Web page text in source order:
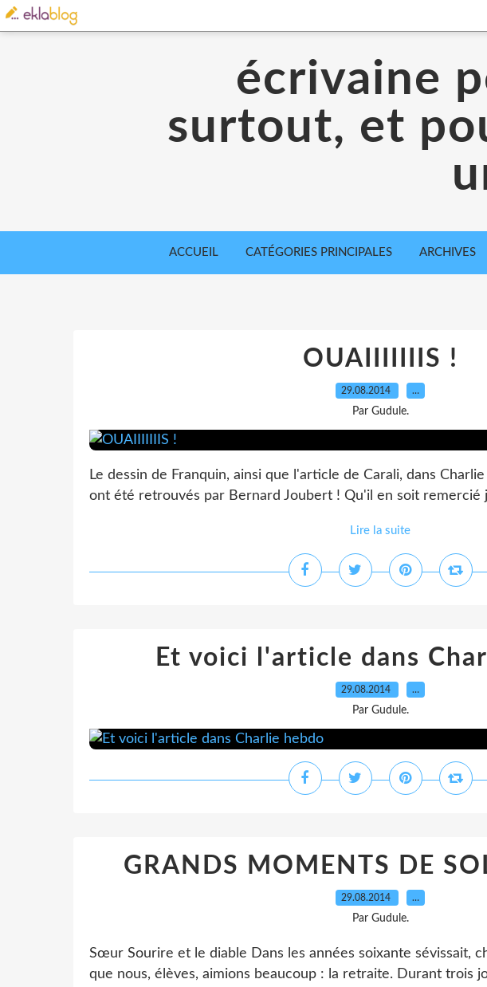
écrivaine
surtout, et
ACCUEIL CATÉGORIES PRINCIPALES ARCHIVES
OUAIIIIIIIS !
29.08.2014 …
Par Gudule.
Le dessin de Franquin, ainsi que l'article de Carali, dans
ont été retrouvés par Bernard Joubert ! Qu'il en soit remercié
Lire la suite
Et voici l'article dans
29.08.2014 …
Par Gudule.
GRANDS MOMENTS DE
29.08.2014 …
Par Gudule.
Sœur Sourire et le diable Dans les années soixante sévissait,
que nous, élèves, aimions beaucoup : la retraite. Durant trois